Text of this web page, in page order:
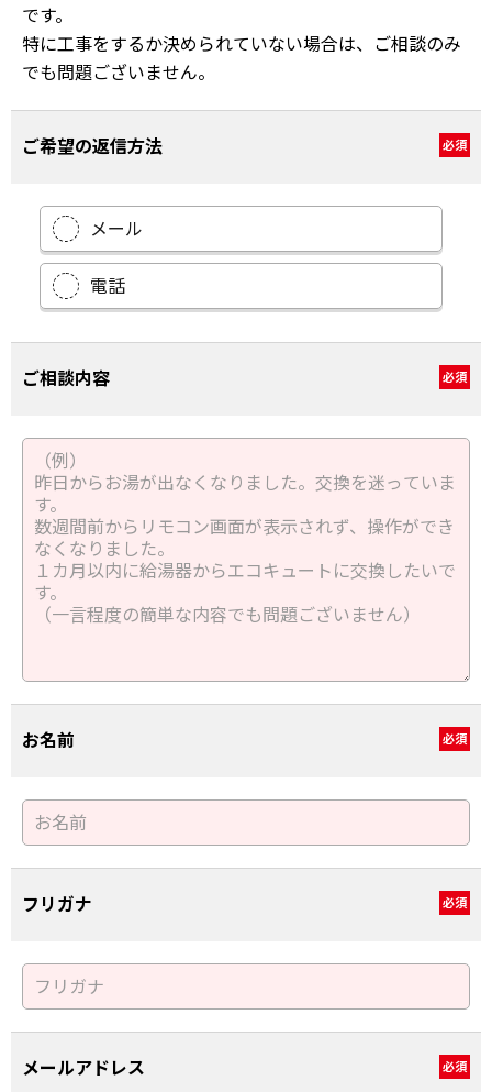
です。
特に工事をするか決められていない場合は、ご相談のみ
でも問題ございません。
ご希望の返信方法 必須
メール
電話
ご相談内容 必須
お名前 必須
フリガナ 必須
メールアドレス 必須